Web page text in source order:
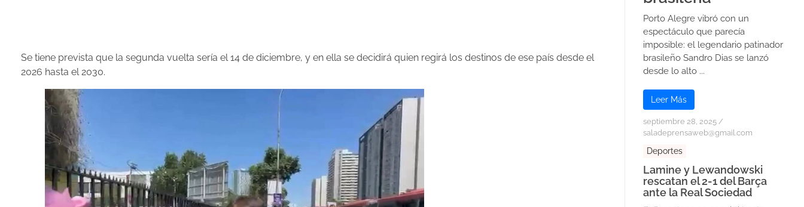
Se tiene prevista que la segunda vuelta sería el 14 de diciembre, y en ella se decidirá quien regirá los destinos de ese país desde el
2026 hasta el 2030.
Porto Alegre vibró con un
espectáculo que parecía
imposible: el legendario patinador
brasileño Sandro Dias se lanzó
desde lo alto ...
Leer Más
septiembre 28, 2025 /
saladeprensaweb@gmail.com
Deportes
Lamine y Lewandowski
rescatan el 2-1 del Barça
ante la Real Sociedad